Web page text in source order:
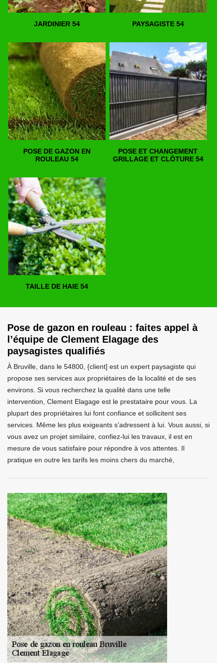
JARDINIER 54 PAYSAGISTE 54
POSE DE GAZON EN
ROULEAU 54
POSE ET CHANGEMENT
GRILLAGE ET CLÔTURE 54
TAILLE DE HAIE 54
Pose de gazon en rouleau : faites appel à
l’équipe de Clement Elagage des
paysagistes qualifiés
À Bruville, dans le 54800, {client] est un expert paysagiste qui
propose ses services aux propriétaires de la localité et de ses
environs. Si vous recherchez la qualité dans une telle
intervention, Clement Elagage est le prestataire pour vous. La
plupart des propriétaires lui font confiance et sollicitent ses
services. Même les plus exigeants s’adressent à lui. Vous aussi, si
vous avez un projet similaire, confiez-lui les travaux, il est en
mesure de vous satisfaire pour répondre à vos attentes. Il
pratique en outre les tarifs les moins chers du marché,